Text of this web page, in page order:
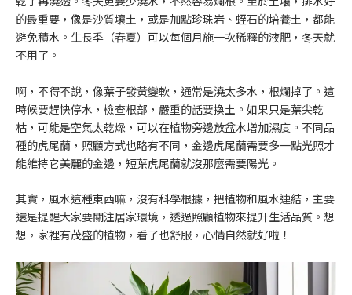
的最重要，像是沙質壤土，或是加點珍珠岩、蛭石的培養土，都能
避免積水。生長季（春夏）可以每個月施一次稀釋的液肥，冬天就
不用了。
啊，不得不說，像葉子發黃變軟，通常是澆太多水，根爛掉了。這
時候要趕快停水，檢查根部，嚴重的話要換土。如果只是葉尖乾
枯，可能是空氣太乾燥，可以在植物旁邊放盆水增加濕度。不同品
種的虎尾蘭，照顧方式也略有不同，金邊虎尾蘭需要多一點光照才
能維持它美麗的金邊，短葉虎尾蘭就沒那麼需要陽光。
其實，風水這種東西嘛，沒有科學根據，把植物和風水連結，主要
還是提醒大家要關注居家環境，透過照顧植物來提升生活品質。想
想，家裡有茂盛的植物，看了也舒服，心情自然就好啦！